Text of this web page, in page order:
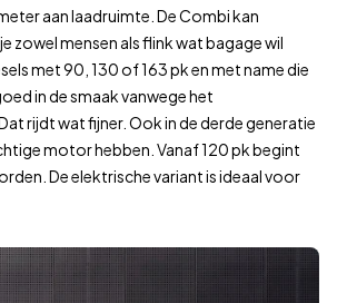
aan laadruimte. De Combi kan
zowel mensen als flink wat bagage wil
met 90, 130 of 163 pk en met name die
in de smaak vanwege het
rijdt wat fijner. Ook in de derde generatie
motor hebben. Vanaf 120 pk begint
De elektrische variant is ideaal voor